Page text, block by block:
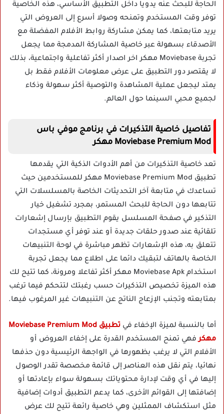
الحاجة للبحث عنه يدويا داخل التطبيق الأساسي، هذه الخاصية
توفر وقت المستخدم وتمنحه وصولا أسرع إلى العروض التي
يريد متابعتها، كما يمكن مشاركة روابط الأفلام المفضلة مع
الأصدقاء بسهولة عبر خاصية المشاركة المدمجة مما يجعل
تجربة Moviebase مهكر اخر اصدار أكثر تفاعلية واجتماعية، بذلك
لا يقتصر دور التطبيق على عرض معلومات الأفلام فقط بل
يمتد ليجعل عملية المشاهدة والتوصية أكثر سهولة وذكاء
لجميع محبي السينما حول العالم.
تفاصيل خاصية التذكيرات في برنامج موفي باس
Moviebase Premium Mod مهكر
تعد خاصية التذكيرات من أهم الأدوات الذكية التي يقدمها
تطبيق Moviebase Premium Mod مهكر للمستخدمين حيث
تساعدك في متابعة آخر التحديثات الخاصة بالمسلسلات التي
تتابعها دون الحاجة للبحث المستمر، بمجرد تشغيل خيار
التذكير في صفحة المسلسل يقوم التطبيق بإرسال إشعارات
تلقائية عند صدور حلقات جديدة أو عند توفر أي مستجدات
تتعلق به، هذه الإشعارات تظهر مباشرة في لوحة التنبيهات
الخاصة بالهاتف لتبقيك دائما على اطلاع مما يجعل تجربة
استخدام Moviebase Apk مهكر أكثر تفاعلا ومرونة، كما تتيح لك
هذه الميزة تخصيص التذكيرات حسب رغبتك لتتحكم فيما ترغب
بمتابعته وتجنب الإزعاج الناتج عن التنبيهات غير المرغوب فيها.
أما بالنسبة لميزة الإخفاء في
تطبيق Moviebase Premium Mod
مهكرفهي تمنح المستخدم القدرة على إخفاء العروض أو
الأفلام التي لا يرغب بظهورها في الواجهة الرئيسية دون حذفها
نهائيا، يتم نقل هذه العناصر إلى قائمة مخصصة تقدر الوصول
إليها في أي وقت لإدارة محتوياتك بسهولة سواء بإعادتها أو
إضافتها إلى القوائم الأخرى، كما يدعم التطبيق أدوات إضافية
مثل استكشاف الممثلين وهي خاصية رائعة تتيح لك عرض